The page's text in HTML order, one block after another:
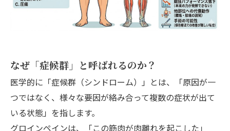
なぜ「症候群」と呼ばれるのか？
医学的に「症候群（シンドローム）」とは、「原因が一
つではなく、様々な要因が絡み合って複数の症状が出て
いる状態」を指します。
グロインペインは、「この筋肉が肉離れを起こした」